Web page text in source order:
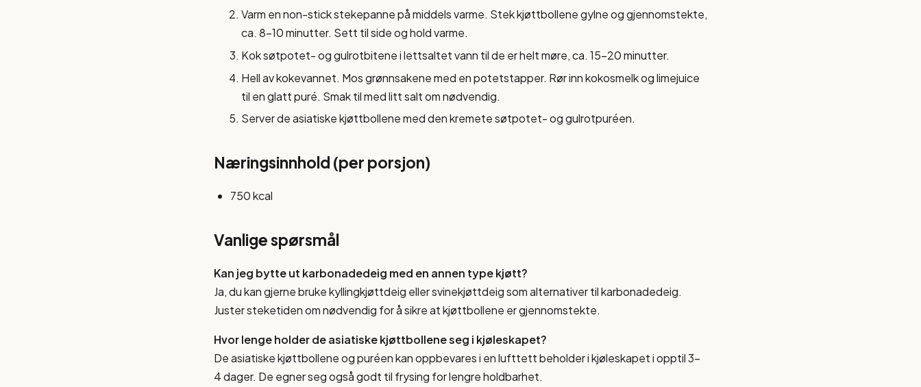
Varm en non-stick stekepanne på middels varme. Stek kjøttbollene gylne og gjennomstekte,
ca. 8-10 minutter. Sett til side og hold varme.
Kok søtpotet- og gulrotbitene i lettsaltet vann til de er helt møre, ca. 15-20 minutter.
Hell av kokevannet. Mos grønnsakene med en potetstapper. Rør inn kokosmelk og limejuice
til en glatt puré. Smak til med litt salt om nødvendig.
Server de asiatiske kjøttbollene med den kremete søtpotet- og gulrotpuréen.
Næringsinnhold (per porsjon)
750 kcal
Vanlige spørsmål
Kan jeg bytte ut karbonadedeig med en annen type kjøtt?
Ja, du kan gjerne bruke kyllingkjøttdeig eller svinekjøttdeig som alternativer til karbonadedeig.
Juster steketiden om nødvendig for å sikre at kjøttbollene er gjennomstekte.
Hvor lenge holder de asiatiske kjøttbollene seg i kjøleskapet?
De asiatiske kjøttbollene og puréen kan oppbevares i en lufttett beholder i kjøleskapet i opptil 3-
4 dager. De egner seg også godt til frysing for lengre holdbarhet.